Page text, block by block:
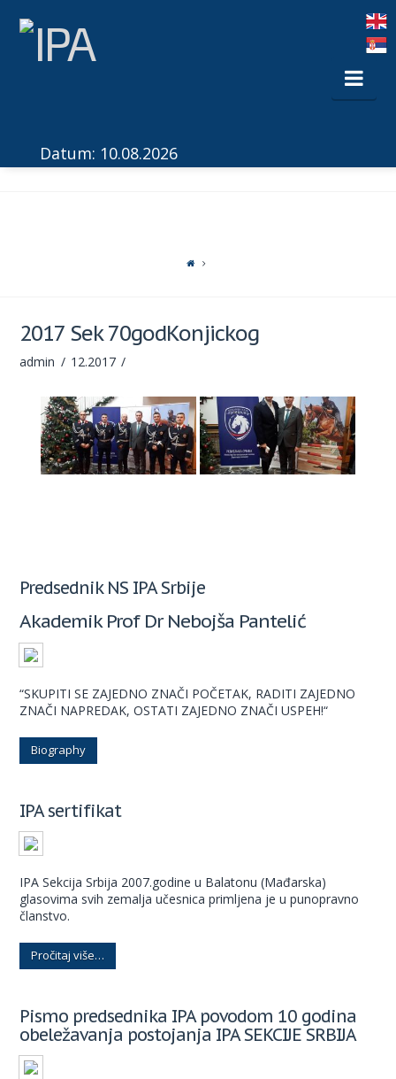
Datum: 10.08.2026
2017 Sek 70godKonjickog
admin 12.2017
Predsednik NS IPA Srbije
Akademik Prof Dr Nebojša Pantelić
“SKUPITI SE ZAJEDNO ZNAČI POČETAK, RADITI ZAJEDNO
ZNAČI NAPREDAK, OSTATI ZAJEDNO ZNAČI USPEH!“
Biography
IPA sertifikat
IPA Sekcija Srbija 2007.godine u Balatonu (Mađarska)
glasovima svih zemalja učesnica primljena je u punopravno
članstvo.
Pročitaj više…
Pismo predsednika IPA povodom 10 godina
obeležavanja postojanja IPA SEKCIJE SRBIJA